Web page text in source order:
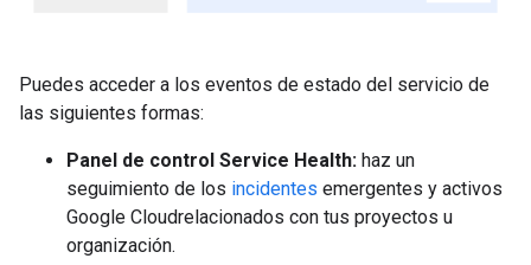
Puedes acceder a los eventos de estado del servicio de
las siguientes formas:
Panel de control Service Health: haz un
seguimiento de los incidentes emergentes y activos
Google Cloudrelacionados con tus proyectos u
organización.